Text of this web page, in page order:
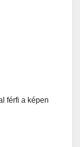
férfi a képen